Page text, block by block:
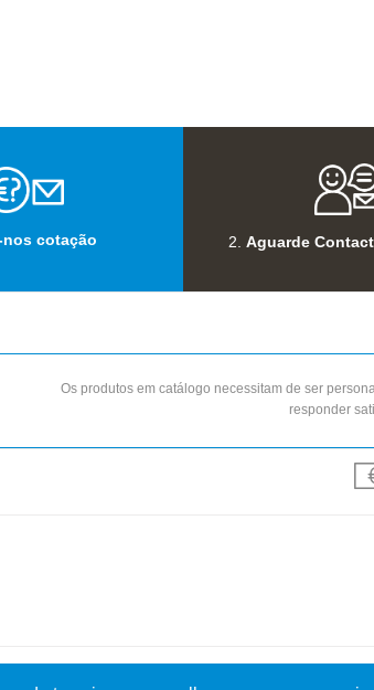
nos cotação 2. Aguarde
Os produtos em catálogo necessitam de ser
responder
© 2019 Netos do